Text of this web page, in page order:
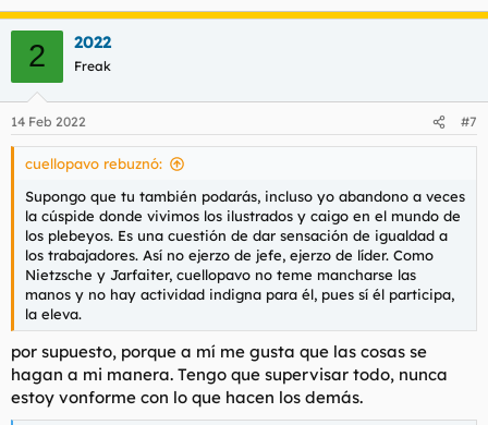
2 2022
Freak
14 Feb 2022 #7
cuellopavo rebuznó:
Supongo que tu también podarás, incluso yo abandono a veces
la cúspide donde vivimos los ilustrados y caigo en el mundo de
los plebeyos. Es una cuestión de dar sensación de igualdad a
los trabajadores. Así no ejerzo de jefe, ejerzo de líder. Como
Nietzsche y Jarfaiter, cuellopavo no teme mancharse las
manos y no hay actividad indigna para él, pues sí él participa,
la eleva.
por supuesto, porque a mí me gusta que las cosas se
hagan a mi manera. Tengo que supervisar todo, nunca
estoy vonforme con lo que hacen los demás.